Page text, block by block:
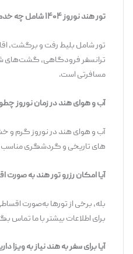
تور هند نوروز ۱۴۰۴ شامل چه خدماتی است؟
تور شامل بلیط رفت و برگشت، اقامت
ترانسفر فرودگاهی، گشت‌های شهری،
مسافرتی است.
آب و هوای هند در زمان نوروز چطور
آب و هوای هند در نوروز گرم و خشک
های تاریخی و گردشگری مناسب است.
آیا امکان رزرو تور هند به صورت
بله، برخی از تورها به‌صورت اقساطی و
برای اطلاعات بیشتر با ما تماس بگیرید.
آیا برای سفر به هند نیاز به ویزا داریم؟